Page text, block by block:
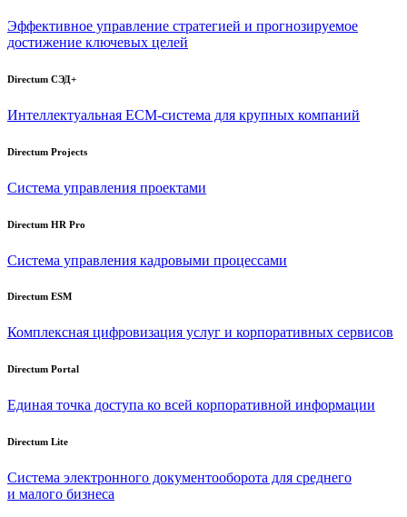
Эффективное управление стратегией и прогнозируемое
достижение ключевых целей
Directum СЭД+
Интеллектуальная ECM-система для крупных компаний
Directum Projects
Система управления проектами
Directum HR Pro
Система управления кадровыми процессами
Directum ESM
Комплексная цифровизация услуг и корпоративных сервисов
Directum Portal
Единая точка доступа ко всей корпоративной информации
Directum Lite
Система электронного документооборота для среднего
и малого бизнеса